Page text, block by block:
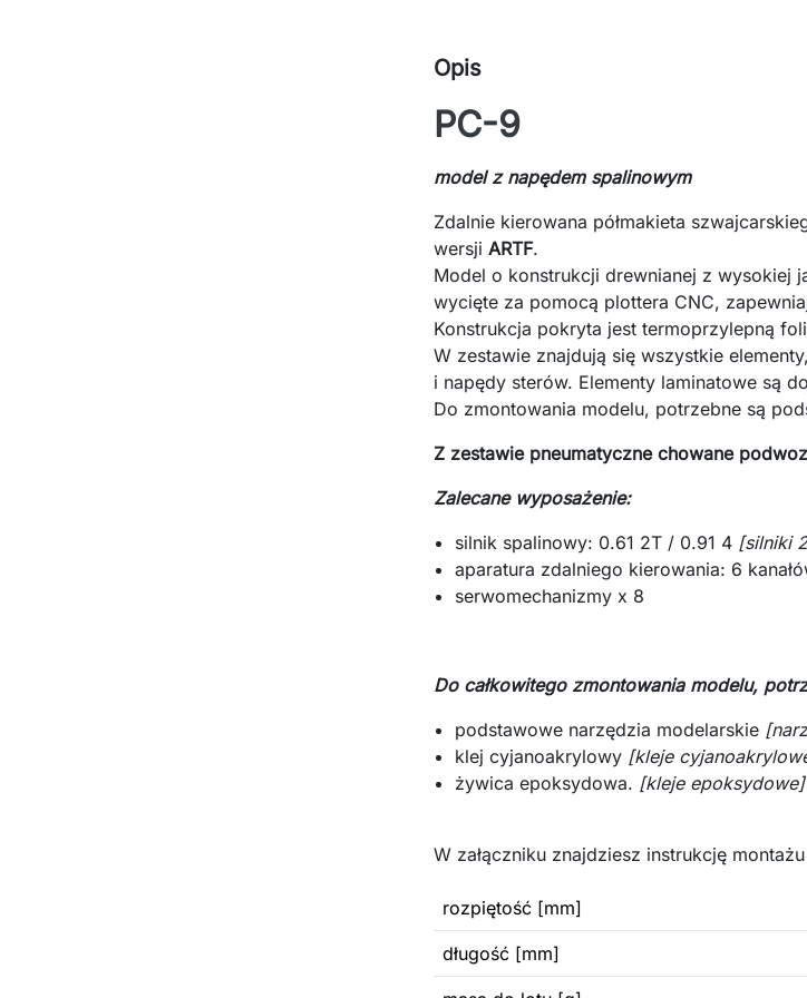
Opis
PC-9
model z napędem spalinowym
Zdalnie kierowana półmakieta
wersji ARTF.
Model o konstrukcji drewnianej z wysokiej
wycięte za pomocą plottera CNC,
Konstrukcja pokryta jest termoprzylepną
W zestawie znajdują się wszystkie
i napędy sterów. Elementy laminatowe są
Do zmontowania modelu, potrzebne są
Z zestawie pneumatyczne chowane
Zalecane wyposażenie:
silnik spalinowy: 0.61 2T / 0.91 4 [silniki
aparatura zdalniego kierowania: 6
serwomechanizmy x 8
Do całkowitego zmontowania modelu,
podstawowe narzędzia modelarskie
klej cyjanoakrylowy [kleje
żywica epoksydowa. [kleje epoksydowe]
W załączniku znajdziesz instrukcję
rozpiętość [mm]
długość [mm]